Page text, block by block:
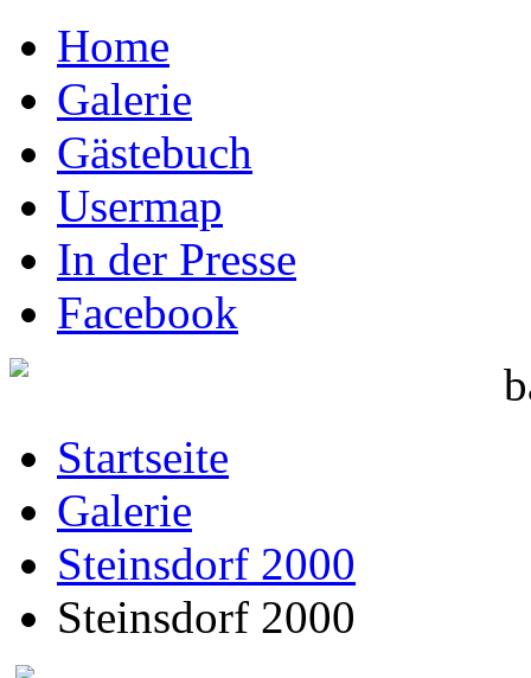
Home
Galerie
Gästebuch
Usermap
In der Presse
Facebook
Startseite
Galerie
Steinsdorf 2000
Steinsdorf 2000